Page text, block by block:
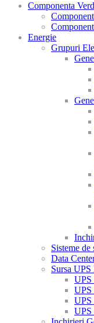
Componenta
Energie
Grupuri
Sisteme de
Data
Sursa
UPS
UPS
UPS